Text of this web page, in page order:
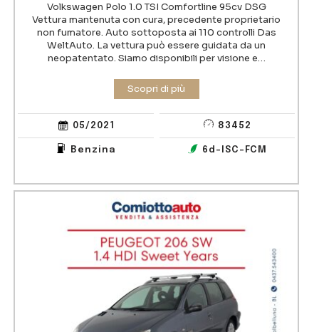
Volkswagen Polo 1.0 TSI Comfortline 95cv DSG
Vettura mantenuta con cura, precedente proprietario
non fumatore. Auto sottoposta ai 110 controlli Das
WeltAuto. La vettura può essere guidata da un
neopatentato. Siamo disponibili per visione e…
05/2021 83452
Benzina 6d-ISC-FCM